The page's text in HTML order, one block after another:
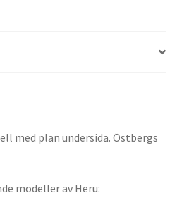
med plan undersida. Östbergs
modeller av Heru: